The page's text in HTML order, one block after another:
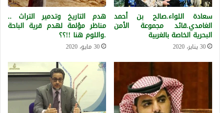
سعادة اللواء.صالح بن أحمد
الغامدي.قائد مجموعة الأمن
البحرية الخاصة بالغربية
30 يناير، 2020
هدم التاريخ وتدمير التراث ..
مناظر مؤلمة لهدم قرية الباحة
.واللوم هنا !!؟؟
30 مايو، 2020